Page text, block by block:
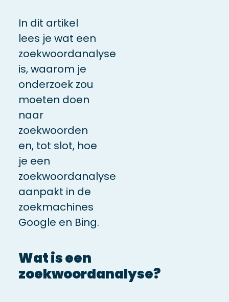
In dit artikel
lees je wat een
zoekwoordanalyse
is, waarom je
onderzoek zou
moeten doen
naar
zoekwoorden
en, tot slot, hoe
je een
zoekwoordanalyse
aanpakt in de
zoekmachines
Google en Bing.
Wat is een
zoekwoordanalyse?